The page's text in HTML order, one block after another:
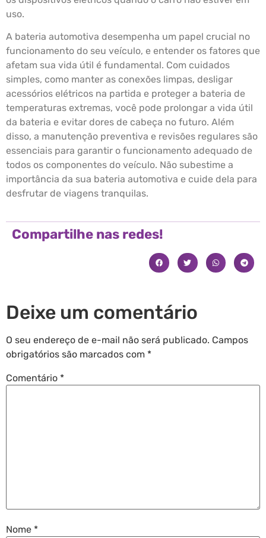
uso.
A bateria automotiva desempenha um papel crucial no
funcionamento do seu veículo, e entender os fatores que
afetam sua vida útil é fundamental. Com cuidados
simples, como manter as conexões limpas, desligar
acessórios elétricos na partida e proteger a bateria de
temperaturas extremas, você pode prolongar a vida útil
da bateria e evitar dores de cabeça no futuro. Além
disso, a manutenção preventiva e revisões regulares são
essenciais para garantir o funcionamento adequado de
todos os componentes do veículo. Não subestime a
importância da sua bateria automotiva e cuide dela para
desfrutar de viagens tranquilas.
Compartilhe nas redes!
Deixe um comentário
O seu endereço de e-mail não será publicado. Campos
obrigatórios são marcados com *
Comentário *
Nome *